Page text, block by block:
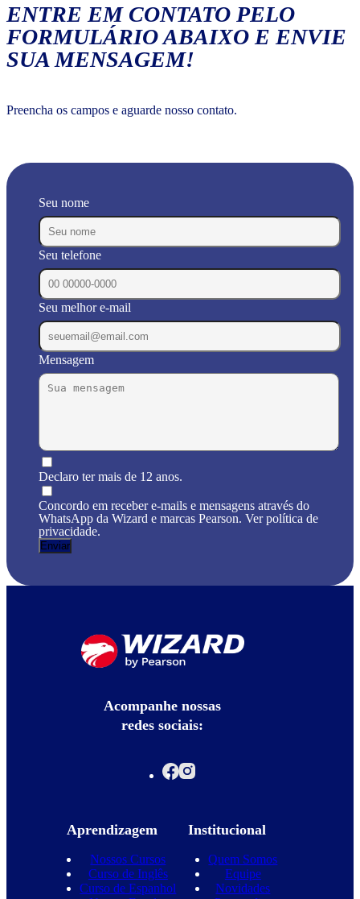
ENTRE EM CONTATO PELO
FORMULÁRIO ABAIXO E ENVIE
SUA MENSAGEM!
Preencha os campos e aguarde nosso contato.
Seu nome
Seu telefone
Seu melhor e-mail
Mensagem
Declaro ter mais de 12 anos.
Concordo em receber e-mails e mensagens através do
WhatsApp da Wizard e marcas Pearson. Ver política de
privacidade.
Acompanhe nossas
redes sociais:
Aprendizagem
Nossos Cursos
Curso de Inglês
Curso de Espanhol
Institucional
Quem Somos
Equipe
Novidades